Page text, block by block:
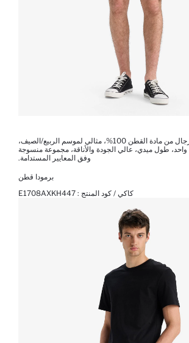
برمودا كاكي للرجال من مادة القطن 100%، مثالي لموسم الربيع/الصيف،
طول ميدي، عالي الجودة والأناقة، مجموعة منسوجة
وفق المعايير المستدامة.
برمودا قطن
كاكي / كود المنتج : E1708AXKH447